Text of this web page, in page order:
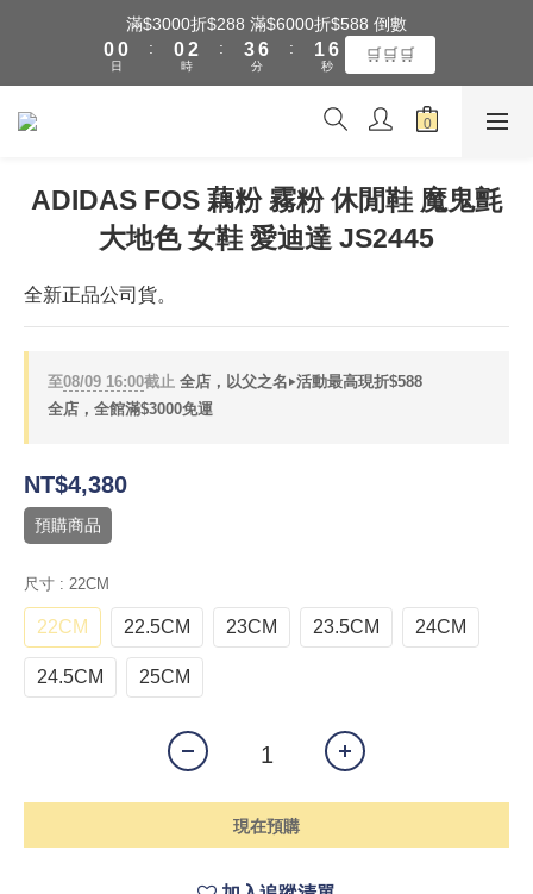
全館滿$3000享『超商』免運費
滿$3000折$288 滿$6000折$588 倒數
0
1
0
日
:
1
0
3
2
1
時
:
4
3
2
7
6
5
0
分
:
2
1
0
7
6
5
3
0
秒
🛒🛒🛒
全館滿$3000享『超商』免運費
ADIDAS FOS 藕粉 霧粉 休閒鞋 魔鬼氈
大地色 女鞋 愛迪達 JS2445
全新正品公司貨。
至08/09 16:00截止 全店，以父之名‣活動最高現折$588
全店，全館滿$3000免運
NT$4,380
預購商品
尺寸 : 22CM
22CM 22.5CM 23CM 23.5CM 24CM
24.5CM 25CM
現在預購